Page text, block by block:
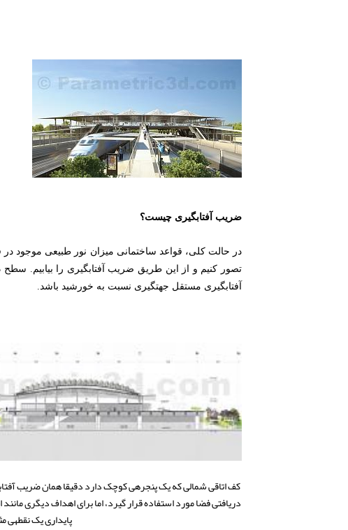
ضریب آفتابگیری چیست؟
آفتابگیری مستقل جهتگیری نسبت به خورشید باشد.
دریافتی فضا مورد استفاده قرار گیرد، اما برای اهداف دیگری
پایداری یک نقطه‎ی مثبت تلقی می‎شود اما همیشه باید مراقب میزان تابش خورشیدی وارد شده به فضا نیز بود.